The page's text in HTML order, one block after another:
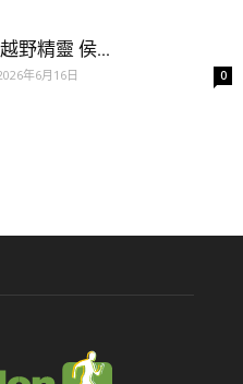
野精靈 侯...
年6月16日 0